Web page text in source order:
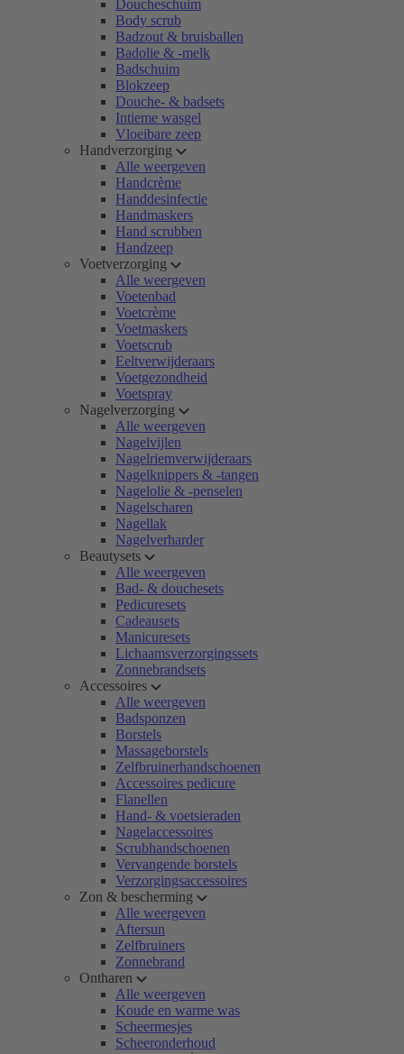
Doucheschuim
Body scrub
Badzout & bruisballen
Badolie & -melk
Badschuim
Blokzeep
Douche- & badsets
Intieme wasgel
Vloeibare zeep
Handverzorging
Alle weergeven
Handcrème
Handdesinfectie
Handmaskers
Hand scrubben
Handzeep
Voetverzorging
Alle weergeven
Voetenbad
Voetcrème
Voetmaskers
Voetscrub
Eeltverwijderaars
Voetgezondheid
Voetspray
Nagelverzorging
Alle weergeven
Nagelvijlen
Nagelriemverwijderaars
Nagelknippers & -tangen
Nagelolie & -penselen
Nagelscharen
Nagellak
Nagelverharder
Beautysets
Alle weergeven
Bad- & douchesets
Pedicuresets
Cadeausets
Manicuresets
Lichaamsverzorgingssets
Zonnebrandsets
Accessoires
Alle weergeven
Badsponzen
Borstels
Massageborstels
Zelfbruinerhandschoenen
Accessoires pedicure
Flanellen
Hand- & voetsieraden
Nagelaccessoires
Scrubhandschoenen
Vervangende borstels
Verzorgingsaccessoires
Zon & bescherming
Alle weergeven
Aftersun
Zelfbruiners
Zonnebrand
Ontharen
Alle weergeven
Koude en warme was
Scheermesjes
Scheeronderhoud